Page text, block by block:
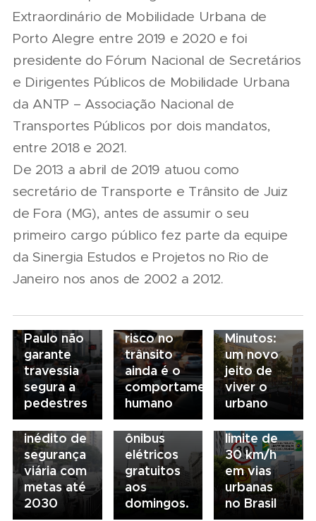
Extraordinário de Mobilidade Urbana de
Porto Alegre entre 2019 e 2020 e foi
presidente do Fórum Nacional de Secretários
e Dirigentes Públicos de Mobilidade Urbana
da ANTP – Associação Nacional de
Transportes Públicos por dois mandatos,
entre 2018 e 2021.
De 2013 a abril de 2019 atuou como
secretário de Transporte e Trânsito de Juiz
de Fora (MG), antes de assumir o seu
primeiro cargo público fez parte da equipe
da Sinergia Estudos e Projetos no Rio de
Janeiro nos anos de 2002 a 2012.
09/02/2026
aponta
que
maioria
Paulo não
garante
travessia
segura a
pedestres
20/01/2026
Tecnologia
risco no
trânsito
ainda é o
comportamento
humano
Minutos:
um novo
jeito de
viver o
urbano
20/10/2025
São Paulo
lança
plano
inédito de
segurança
viária com
metas até
2030
Paulo
lança
"Paulistar",
com três
novas
linhas de
ônibus
elétricos
gratuitos
aos
domingos.
15/09/2025
Consulta
pública
propõe
limite de
30 km/h
em vias
urbanas
no Brasil